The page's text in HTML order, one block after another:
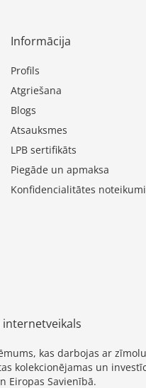
Informācija
Profils
Atgriešana
Blogs
Atsauksmes
LPB sertifikāts
Piegāde un apmaksa
Konfidencialitātes noteikumi
internetveikals
kas darbojas ar zīmolu
kolekcionējamas un
Eiropas Savienībā.